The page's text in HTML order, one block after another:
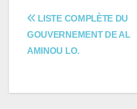
Navigation
de
LISTE COMPLÈTE DU
GOUVERNEMENT DE AL
AMINOU LO.